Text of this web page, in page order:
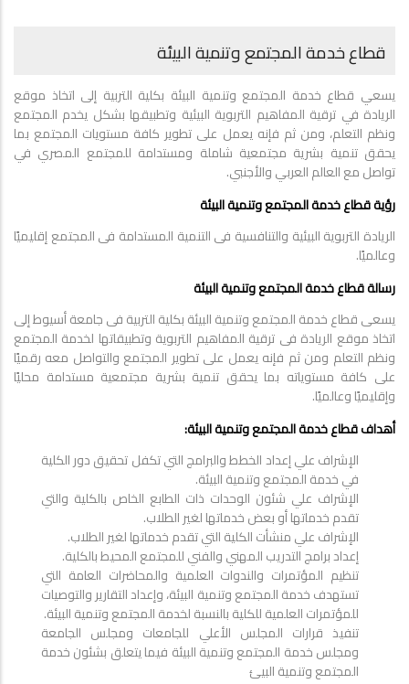
قطاع خدمة المجتمع وتنمية البيئة
يسعي قطاع خدمة المجتمع وتنمية البيئة بكلية التربية إلى اتخاذ موقع
الريادة في ترقية المفاهيم التربوية البيئية وتطبيقها بشكل يخدم المجتمع
ونظم التعلم، ومن ثم فإنه يعمل على تطوير كافة مستويات المجتمع بما
يحقق تنمية بشرية مجتمعية شاملة ومستدامة للمجتمع المصري في
تواصل مع العالم العربي والأجنبي.
رؤية قطاع خدمة المجتمع وتنمية البيئة
الريادة التربوية البيئية والتنافسية فى التنمية المستدامة فى المجتمع إقليميًا
وعالميًا.
رسالة قطاع خدمة المجتمع وتنمية البيئة
يسعى قطاع خدمة المجتمع وتنمية البيئة بكلية التربية فى جامعة أسيوط إلى
اتخاذ موقع الريادة فى ترقية المفاهيم التربوية وتطبيقاتها لخدمة المجتمع
ونظم التعلم ومن ثم فإنه يعمل على تطوير المجتمع والتواصل معه رقميًا
على كافة مستوياته بما يحقق تنمية بشرية مجتمعية مستدامة محليًا
وإقليميًا وعالميًا.
أهداف قطاع خدمة المجتمع وتنمية البيئة:
الإشراف علي إعداد الخطط والبرامج التي تكفل تحقيق دور الكلية
في خدمة المجتمع وتنمية البيئة.
الإشراف علي شئون الوحدات ذات الطابع الخاص بالكلية والتي
تقدم خدماتها أو بعض خدماتها لغير الطلاب.
الإشراف علي منشأت الكلية التي تقدم خدماتها لغير الطلاب.
إعداد برامج التدريب المهني والفني للمجتمع المحيط بالكلية.
تنظيم المؤتمرات والندوات العلمية والمحاضرات العامة التي
تستهدف خدمة المجتمع وتنمية البيئة، وإعداد التقارير والتوصيات
للمؤتمرات العلمية للكلية بالنسبة لخدمة المجتمع وتنمية البيئة.
تنفيذ قرارات المجلس الأعلي للجامعات ومجلس الجامعة
ومجلس خدمة المجتمع وتنمية البيئة فيما يتعلق بشئون خدمة
المجتمع وتنمية البيئ